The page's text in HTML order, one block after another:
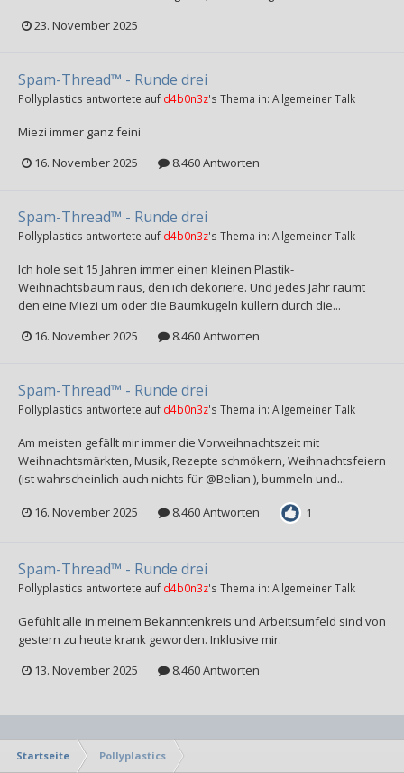
23. November 2025
Spam-Thread™ - Runde drei
Pollyplastics antwortete auf d4b0n3z's Thema in: Allgemeiner Talk
Miezi immer ganz feini
16. November 2025
8.460 Antworten
Spam-Thread™ - Runde drei
Pollyplastics antwortete auf d4b0n3z's Thema in: Allgemeiner Talk
Ich hole seit 15 Jahren immer einen kleinen Plastik-
Weihnachtsbaum raus, den ich dekoriere. Und jedes Jahr räumt
den eine Miezi um oder die Baumkugeln kullern durch die...
16. November 2025
8.460 Antworten
Spam-Thread™ - Runde drei
Pollyplastics antwortete auf d4b0n3z's Thema in: Allgemeiner Talk
Am meisten gefällt mir immer die Vorweihnachtszeit mit
Weihnachtsmärkten, Musik, Rezepte schmökern, Weihnachtsfeiern
(ist wahrscheinlich auch nichts für @Belian ), bummeln und...
16. November 2025 8.460 Antworten 1
Spam-Thread™ - Runde drei
Pollyplastics antwortete auf d4b0n3z's Thema in: Allgemeiner Talk
Gefühlt alle in meinem Bekanntenkreis und Arbeitsumfeld sind von
gestern zu heute krank geworden. Inklusive mir.
13. November 2025
8.460 Antworten
Startseite Pollyplastics